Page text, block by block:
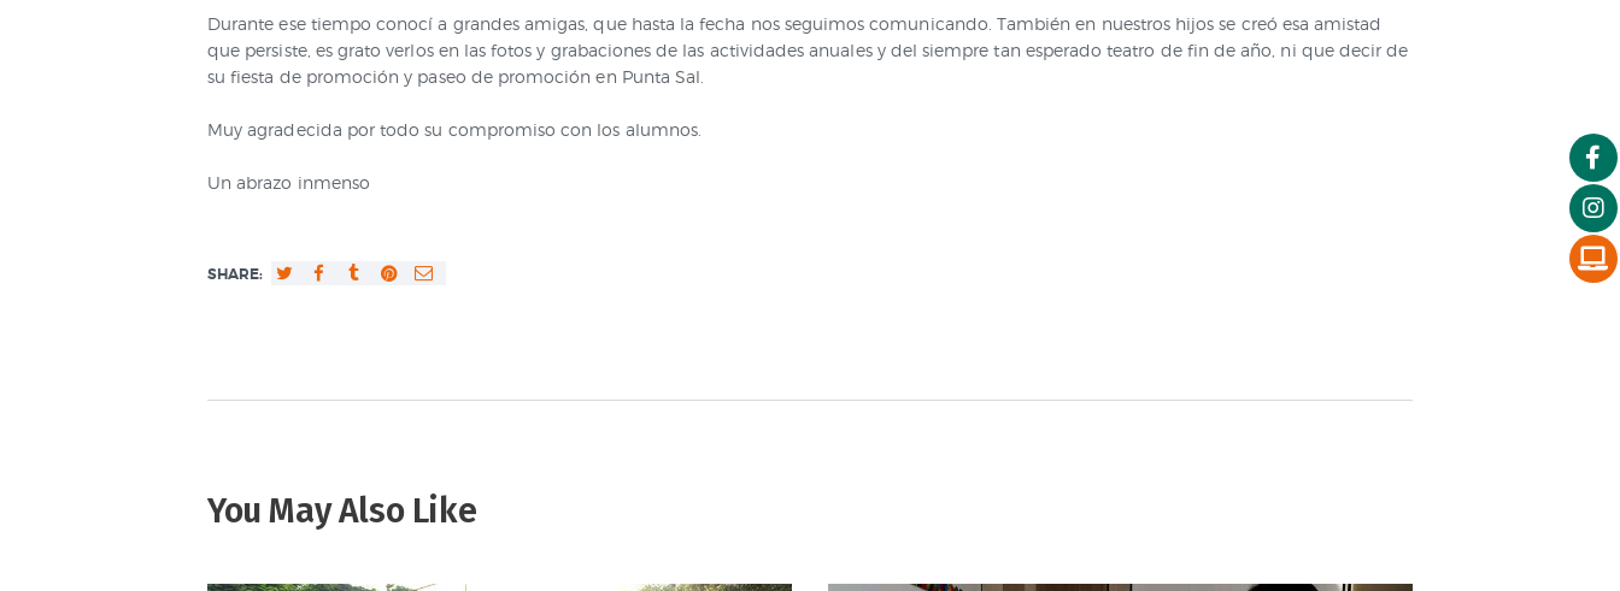
Durante ese tiempo conocí a grandes amigas, que hasta la fecha nos seguimos comunicando. También en nuestros hijos se creó esa amistad
que persiste, es grato verlos en las fotos y grabaciones de las actividades anuales y del siempre tan esperado teatro de fin de año, ni que decir de
su fiesta de promoción y paseo de promoción en Punta Sal.
Muy agradecida por todo su compromiso con los alumnos.
Un abrazo inmenso
SHARE:
You May Also Like